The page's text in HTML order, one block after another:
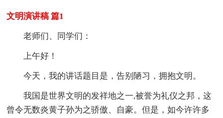
文明演讲稿 篇1
老师们、同学们：
上午好！
今天，我的讲话题目是，告别陋习，拥抱文明。
我国是世界文明的发祥地之一,被誉为礼仪之邦，这
曾令无数炎黄子孙为之骄傲、自豪。但是，如今许许多